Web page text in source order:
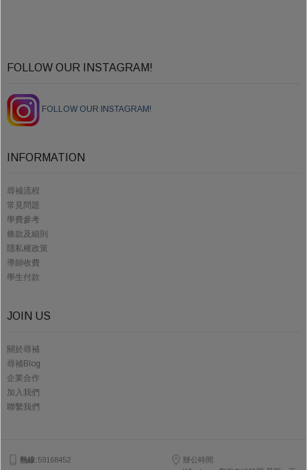
FOLLOW OUR INSTAGRAM!
FOLLOW OUR INSTAGRAM!
INFORMATION
尋補流程
常見問題
學費參考
條款及細則
隱私權政策
導師收費
學生付款
JOIN US
關於尋補
尋補Blog
企業合作
加入我們
聯繫我們
熱線:59168452
辦公時間: